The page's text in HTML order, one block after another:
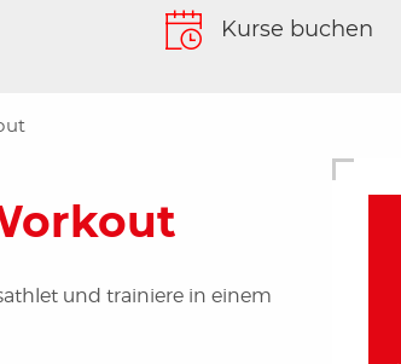
Kurse buchen
und trainiere in einem